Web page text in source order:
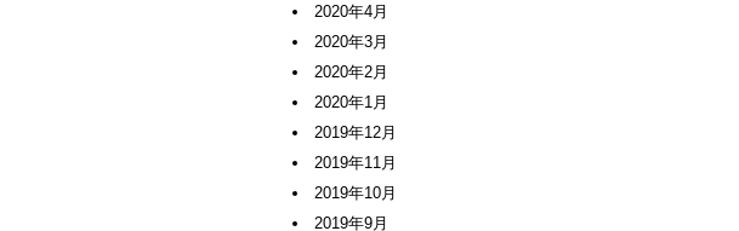
2020年4月
2020年3月
2020年2月
2020年1月
2019年12月
2019年11月
2019年10月
2019年9月